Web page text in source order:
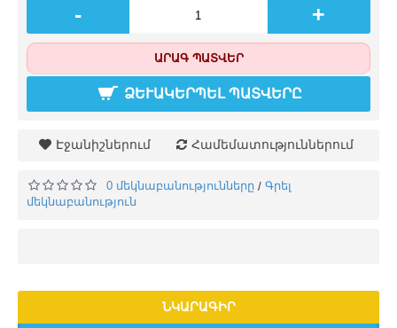
- +
ԱՐԱԳ ՊԱՏՎԵՐ
ՁԵՒԱԿԵՐՊԵԼ ՊԱՏՎԵՐԸ
Էջանիշներում Համեմատություններում
0 մեկնաբանությունները / Գրել
մեկնաբանություն
ՆԿԱՐԱԳԻՐ